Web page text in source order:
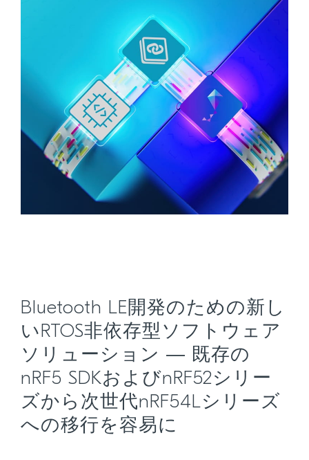
Bluetooth LE開発のための新し
いRTOS非依存型ソフトウェア
ソリューション ― 既存の
nRF5 SDKおよびnRF52シリー
ズから次世代nRF54Lシリーズ
への移行を容易に